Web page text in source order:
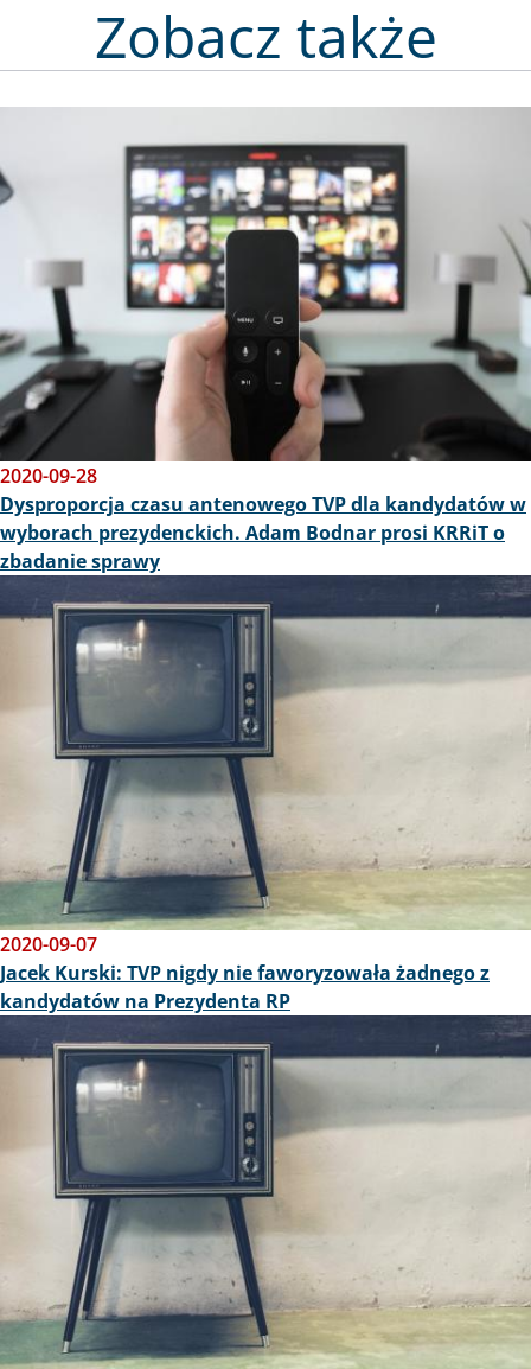
Zobacz także
2020-09-28
Dysproporcja czasu antenowego TVP dla kandydatów w
wyborach prezydenckich. Adam Bodnar prosi KRRiT o
zbadanie sprawy
2020-09-07
Jacek Kurski: TVP nigdy nie faworyzowała żadnego z
kandydatów na Prezydenta RP